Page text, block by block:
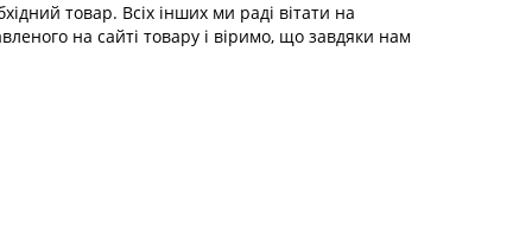
товар. Всіх інших ми раді вітати на
на сайті товару і віримо, що завдяки нам